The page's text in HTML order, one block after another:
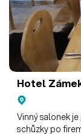
Hotel
Vinný salonek
schůzky po